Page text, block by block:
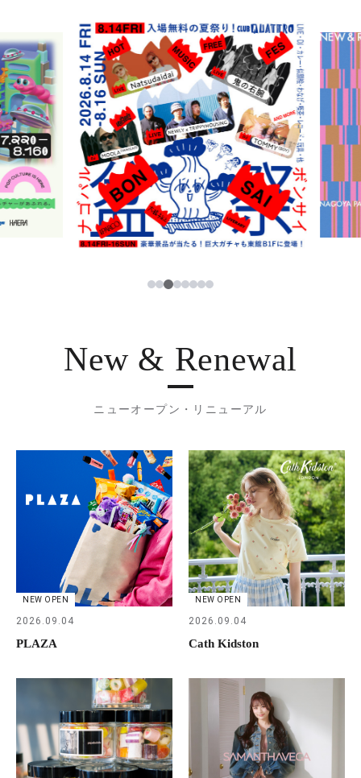
レストラン・カフェ
TAX FREE
PARCOメンバーズ
JP
ภาษาไทย
日本語
1234567
New & Renewal
ニューオープン・リニューアル
NEW OPEN
2026.09.04
PLAZA
NEW OPEN
2026.09.04
Cath Kidston